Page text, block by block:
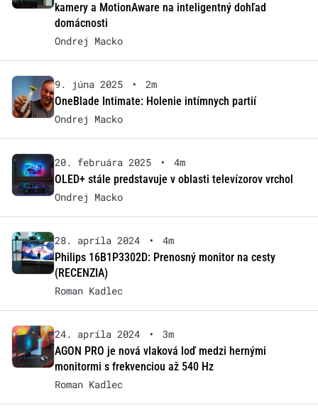
kamery a MotionAware na inteligentný dohľad
domácnosti
Ondrej Macko
9. júna 2025 •
2m
OneBlade Intimate: Holenie intímnych partií
Ondrej Macko
20. februára 2025 •
4m
OLED+ stále predstavuje v oblasti televízorov vrchol
Ondrej Macko
28. apríla 2024 •
4m
Philips 16B1P3302D: Prenosný monitor na cesty
(RECENZIA)
Roman Kadlec
24. apríla 2024 •
3m
AGON PRO je nová vlaková loď medzi hernými
monitormi s frekvenciou až 540 Hz
Roman Kadlec